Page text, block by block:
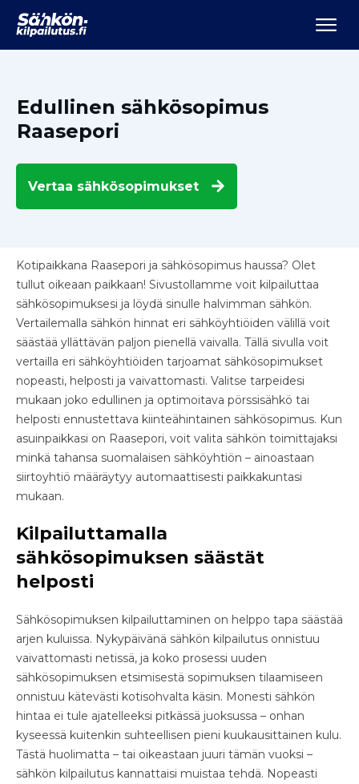
Edullinen sähkösopimus
Raasepori
Vertaa sähkösopimukset
Kotipaikkana Raasepori ja sähkösopimus haussa? Olet
tullut oikeaan paikkaan! Sivustollamme voit kilpailuttaa
sähkösopimuksesi ja löydä sinulle halvimman sähkön.
Vertailemalla sähkön hinnat eri sähköyhtiöiden välillä voit
säästää yllättävän paljon pienellä vaivalla. Tällä sivulla voit
vertailla eri sähköyhtiöiden tarjoamat sähkösopimukset
nopeasti, helposti ja vaivattomasti. Valitse tarpeidesi
mukaan joko edullinen ja optimoitava pörssisähkö tai
helposti ennustettava kiinteähintainen sähkösopimus. Kun
asuinpaikkasi on Raasepori, voit valita sähkön toimittajaksi
minkä tahansa suomalaisen sähköyhtiön – ainoastaan
siirtoyhtiö määräytyy automaattisesti paikkakuntasi
mukaan.
Kilpailuttamalla
sähkösopimuksen säästät
helposti
Sähkösopimuksen kilpailuttaminen on helppo tapa säästää
arjen kuluissa. Nykypäivänä sähkön kilpailutus onnistuu
vaivattomasti netissä, ja koko prosessi uuden
sähkösopimuksen etsimisestä sopimuksen tilaamiseen
onnistuu kätevästi kotisohvalta käsin. Monesti sähkön
hintaa ei tule ajatelleeksi pitkässä juoksussa – onhan
kyseessä kuitenkin suhteellisen pieni kuukausittainen kulu.
Tästä huolimatta – tai oikeastaan juuri tämän vuoksi –
sähkön kilpailutus kannattaisi muistaa tehdä. Nopeasti